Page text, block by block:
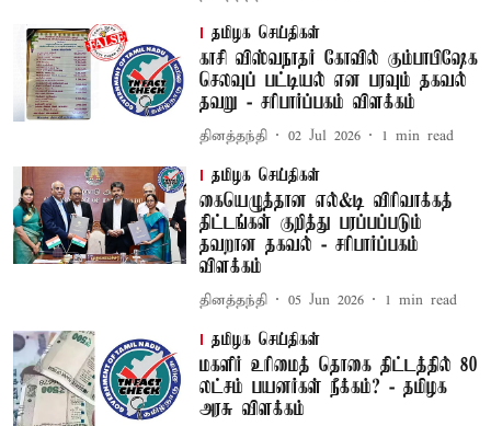
தமிழக செய்திகள்
காசி விஸ்வநாத‌ர் கோவில் கும்பாபிஷேக
செலவுப் பட்டியல் என பரவும் தகவல்
தவறு - சரிபார்ப்பகம் விளக்கம்
தினத்தந்தி 02 Jul 2026 1 min read
தமிழக செய்திகள்
கையெழுத்தான எல்&டி விரிவாக்கத்
திட்டங்கள் குறித்து பரப்பப்படும்
தவறான தகவல் - சரிபார்ப்பகம்
விளக்கம்
தினத்தந்தி 05 Jun 2026 1 min read
தமிழக செய்திகள்
மகளிர் உரிமைத் தொகை திட்டத்தில் 80
லட்சம் பயனர்கள் நீக்கம்? - தமிழக
அரசு விளக்கம்